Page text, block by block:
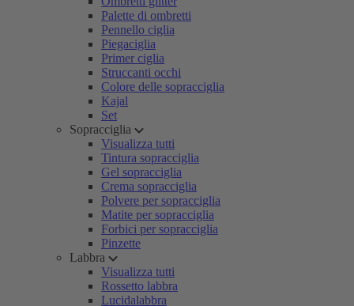
Palette di ombretti
Pennello ciglia
Piegaciglia
Primer ciglia
Struccanti occhi
Colore delle sopracciglia
Kajal
Set
Sopracciglia
Visualizza tutti
Tintura sopracciglia
Gel sopracciglia
Crema sopracciglia
Polvere per sopracciglia
Matite per sopracciglia
Forbici per sopracciglia
Pinzette
Labbra
Visualizza tutti
Rossetto labbra
Lucidalabbra